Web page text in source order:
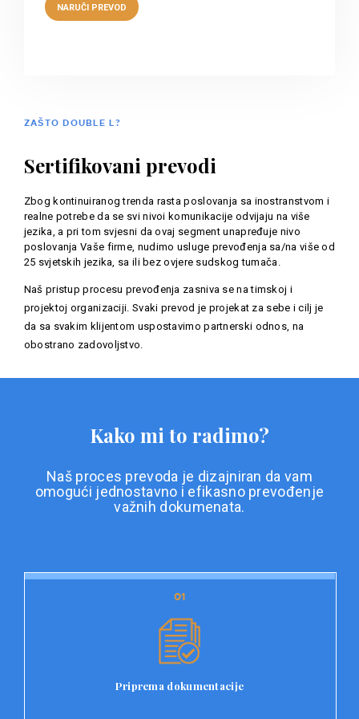
ZAŠTO DOUBLE L?
Sertifikovani prevodi
Zbog kontinuiranog trenda rasta poslovanja sa inostranstvom i
realne potrebe da se svi nivoi komunikacije odvijaju na više
jezika, a pri tom svjesni da ovaj segment unapređuje nivo
poslovanja Vaše firme, nudimo usluge prevođenja sa/na više od
25 svjetskih jezika, sa ili bez ovjere sudskog tumača.
Naš pristup procesu prevođenja zasniva se na timskoj i
projektoj organizaciji. Svaki prevod je projekat za sebe i cilj je
da sa svakim klijentom uspostavimo partnerski odnos, na
obostrano zadovoljstvo.
Kako mi to radimo?
Naš proces prevoda je dizajniran da vam
omogući jednostavno i efikasno prevođenje
važnih dokumenata.
01
Priprema dokumentacije
01
Prvi korak u našem procesu prevoda je priprema
dokumentacije. Korisnici jednostavno učitavaju svoje
dokumenta, kao i specifične zahtjeve za prevod.